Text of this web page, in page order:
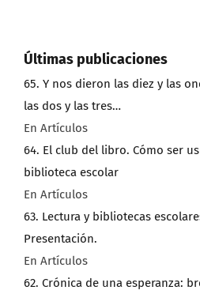
Últimas publicaciones
65. Y nos dieron las diez y las
las dos y las tres…
En Artículos
64. El club del libro. Cómo ser
biblioteca escolar
En Artículos
63. Lectura y bibliotecas
Presentación.
En Artículos
62. Crónica de una esperanza: